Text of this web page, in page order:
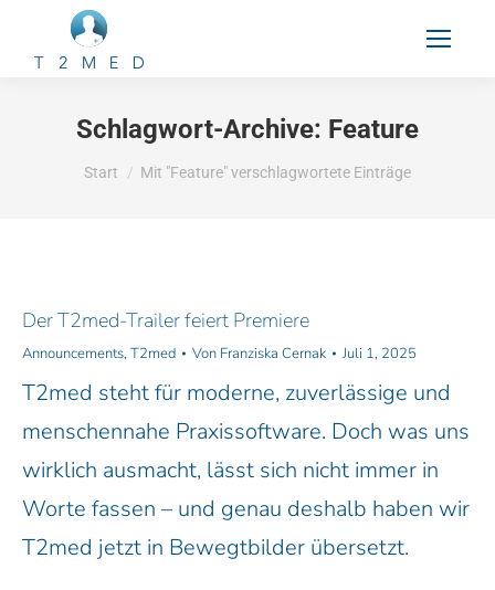
Schlagwort-Archive: Feature
Sie befinden sich hier:
Start Mit "Feature" verschlagwortete Einträge
Der T2med-Trailer feiert Premiere
Announcements, T2med Von Franziska Cernak Juli 1, 2025
T2med steht für moderne, zuverlässige und
menschennahe Praxissoftware. Doch was uns
wirklich ausmacht, lässt sich nicht immer in
Worte fassen – und genau deshalb haben wir
T2med jetzt in Bewegtbilder übersetzt.